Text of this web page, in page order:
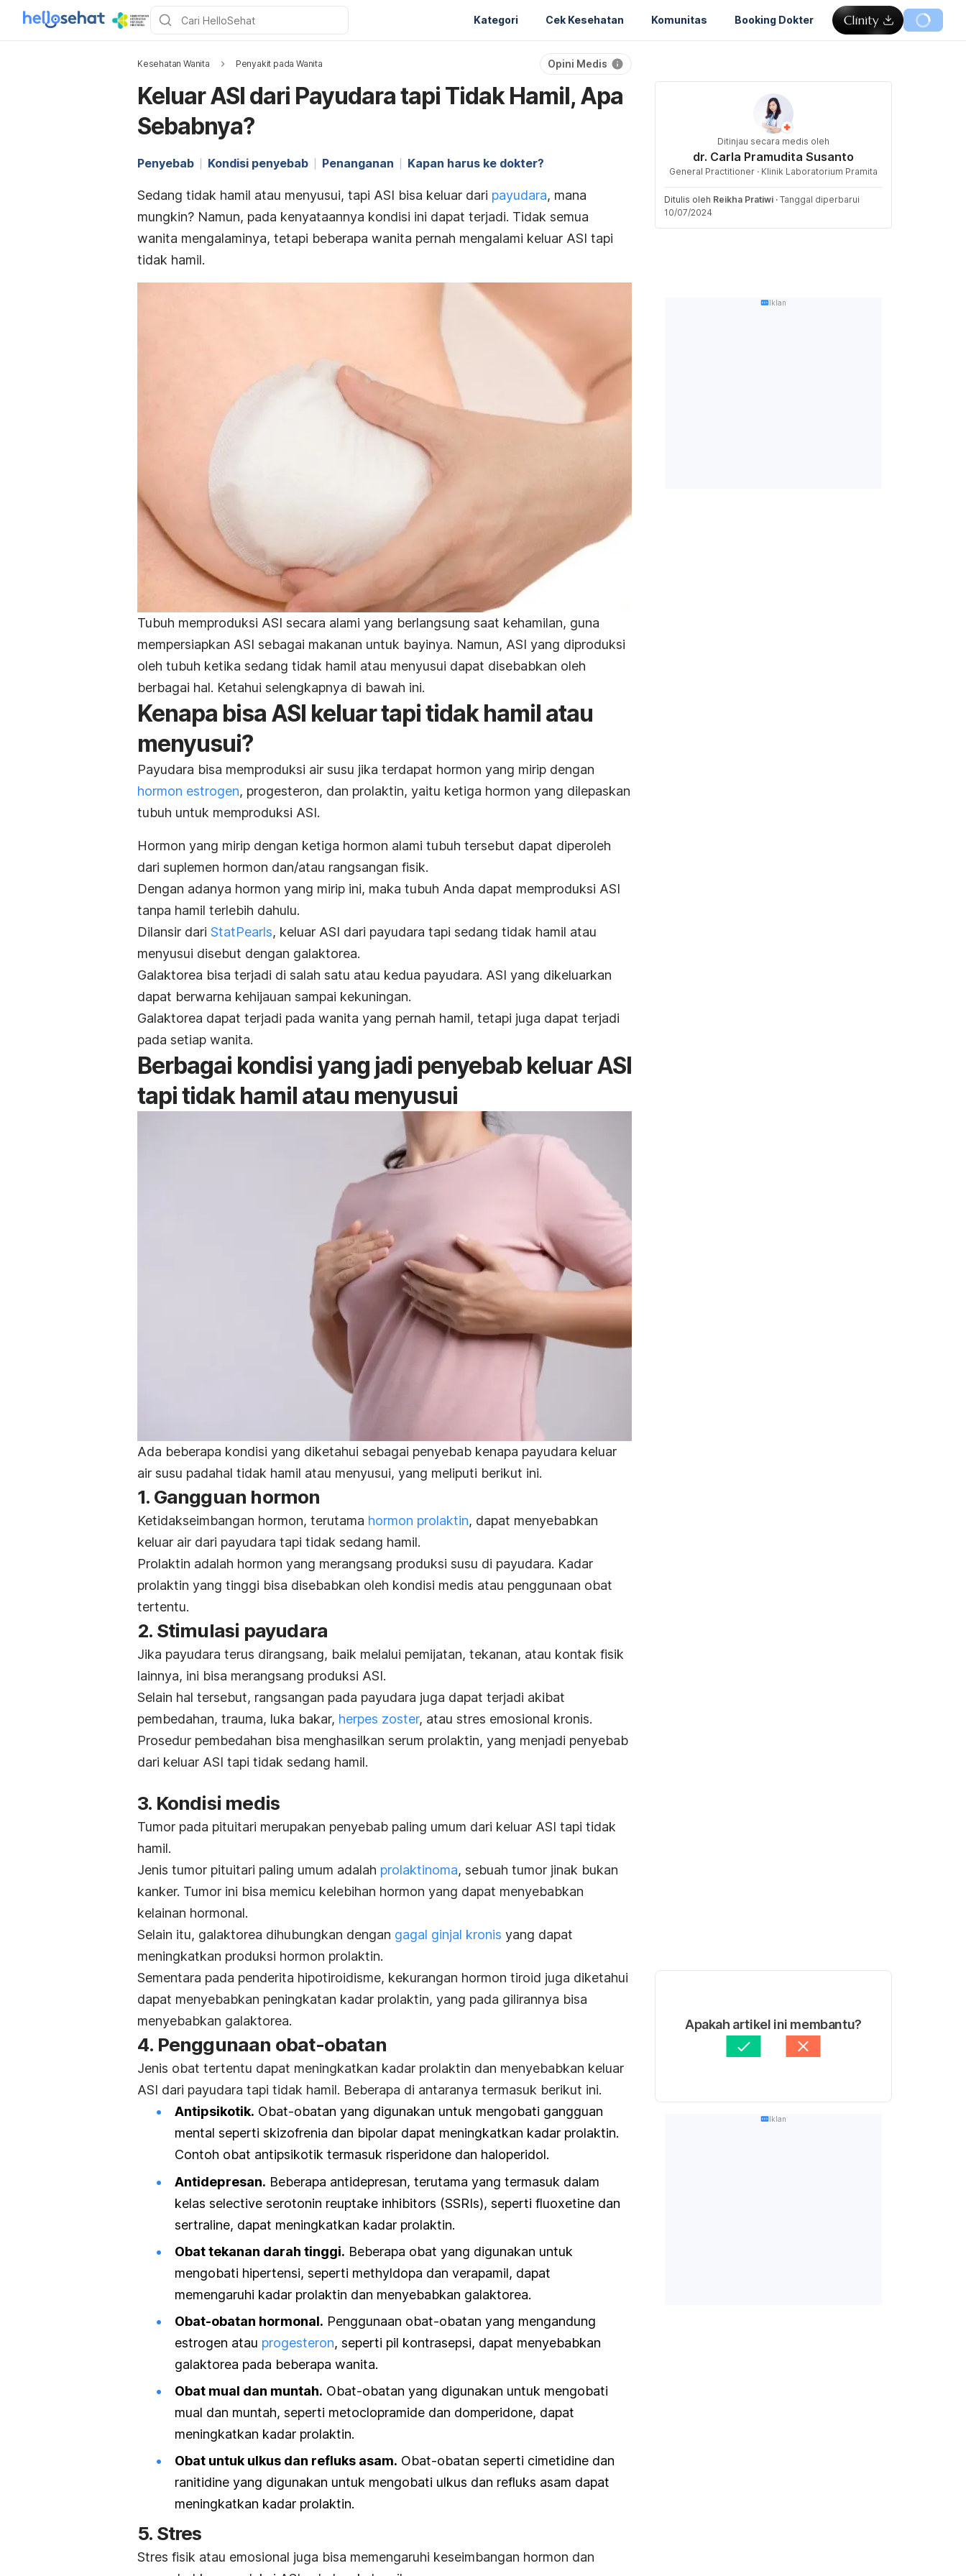
Kategori Cek Kesehatan Komunitas Booking Dokter
Kesehatan Wanita Penyakit pada Wanita Opini Medis
Keluar ASI dari Payudara tapi Tidak Hamil, Apa
Sebabnya?
Penyebab Kondisi penyebab Penanganan Kapan harus ke dokter?
Sedang tidak hamil atau menyusui, tapi ASI bisa keluar dari payudara, mana
mungkin? Namun, pada kenyataannya kondisi ini dapat terjadi. Tidak semua
wanita mengalaminya, tetapi beberapa wanita pernah mengalami keluar ASI tapi
tidak hamil.
Tubuh memproduksi ASI secara alami yang berlangsung saat kehamilan, guna
mempersiapkan ASI sebagai makanan untuk bayinya. Namun, ASI yang diproduksi
oleh tubuh ketika sedang tidak hamil atau menyusui dapat disebabkan oleh
berbagai hal. Ketahui selengkapnya di bawah ini.
Kenapa bisa ASI keluar tapi tidak hamil atau
menyusui?
Payudara bisa memproduksi air susu jika terdapat hormon yang mirip dengan
hormon estrogen, progesteron, dan prolaktin, yaitu ketiga hormon yang dilepaskan
tubuh untuk memproduksi ASI.
Hormon yang mirip dengan ketiga hormon alami tubuh tersebut dapat diperoleh
dari suplemen hormon dan/atau rangsangan fisik.
Dengan adanya hormon yang mirip ini, maka tubuh Anda dapat memproduksi ASI
tanpa hamil terlebih dahulu.
Dilansir dari StatPearls, keluar ASI dari payudara tapi sedang tidak hamil atau
menyusui disebut dengan galaktorea.
Galaktorea bisa terjadi di salah satu atau kedua payudara. ASI yang dikeluarkan
dapat berwarna kehijauan sampai kekuningan.
Galaktorea dapat terjadi pada wanita yang pernah hamil, tetapi juga dapat terjadi
pada setiap wanita.
Berbagai kondisi yang jadi penyebab keluar ASI
tapi tidak hamil atau menyusui
Ada beberapa kondisi yang diketahui sebagai penyebab kenapa payudara keluar
air susu padahal tidak hamil atau menyusui, yang meliputi berikut ini.
1. Gangguan hormon
Ketidakseimbangan hormon, terutama hormon prolaktin, dapat menyebabkan
keluar air dari payudara tapi tidak sedang hamil.
Prolaktin adalah hormon yang merangsang produksi susu di payudara. Kadar
prolaktin yang tinggi bisa disebabkan oleh kondisi medis atau penggunaan obat
tertentu.
2. Stimulasi payudara
Jika payudara terus dirangsang, baik melalui pemijatan, tekanan, atau kontak fisik
lainnya, ini bisa merangsang produksi ASI.
Selain hal tersebut, rangsangan pada payudara juga dapat terjadi akibat
pembedahan, trauma, luka bakar, herpes zoster, atau stres emosional kronis.
Prosedur pembedahan bisa menghasilkan serum prolaktin, yang menjadi penyebab
dari keluar ASI tapi tidak sedang hamil.
3. Kondisi medis
Tumor pada pituitari merupakan penyebab paling umum dari keluar ASI tapi tidak
hamil.
Jenis tumor pituitari paling umum adalah prolaktinoma, sebuah tumor jinak bukan
kanker. Tumor ini bisa memicu kelebihan hormon yang dapat menyebabkan
kelainan hormonal.
Selain itu, galaktorea dihubungkan dengan gagal ginjal kronis yang dapat
meningkatkan produksi hormon prolaktin.
Sementara pada penderita hipotiroidisme, kekurangan hormon tiroid juga diketahui
dapat menyebabkan peningkatan kadar prolaktin, yang pada gilirannya bisa
menyebabkan galaktorea.
4. Penggunaan obat-obatan
Jenis obat tertentu dapat meningkatkan kadar prolaktin dan menyebabkan keluar
ASI dari payudara tapi tidak hamil. Beberapa di antaranya termasuk berikut ini.
Antipsikotik. Obat-obatan yang digunakan untuk mengobati gangguan
mental seperti skizofrenia dan bipolar dapat meningkatkan kadar prolaktin.
Contoh obat antipsikotik termasuk risperidone dan haloperidol.
Antidepresan. Beberapa antidepresan, terutama yang termasuk dalam
kelas selective serotonin reuptake inhibitors (SSRIs), seperti fluoxetine dan
sertraline, dapat meningkatkan kadar prolaktin.
Obat tekanan darah tinggi. Beberapa obat yang digunakan untuk
mengobati hipertensi, seperti methyldopa dan verapamil, dapat
memengaruhi kadar prolaktin dan menyebabkan galaktorea.
Obat-obatan hormonal. Penggunaan obat-obatan yang mengandung
estrogen atau progesteron, seperti pil kontrasepsi, dapat menyebabkan
galaktorea pada beberapa wanita.
Obat mual dan muntah. Obat-obatan yang digunakan untuk mengobati
mual dan muntah, seperti metoclopramide dan domperidone, dapat
meningkatkan kadar prolaktin.
Obat untuk ulkus dan refluks asam. Obat-obatan seperti cimetidine dan
ranitidine yang digunakan untuk mengobati ulkus dan refluks asam dapat
meningkatkan kadar prolaktin.
5. Stres
Stres fisik atau emosional juga bisa memengaruhi keseimbangan hormon dan
Ditinjau secara medis oleh
dr. Carla Pramudita Susanto
General Practitioner · Klinik Laboratorium Pramita
Ditulis oleh Reikha Pratiwi · Tanggal diperbarui
10/07/2024
Iklan
Apakah artikel ini membantu?
Iklan